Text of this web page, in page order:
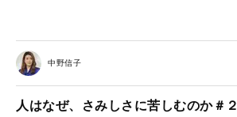
中野信子
人はなぜ、さみしさに苦しむのか＃２